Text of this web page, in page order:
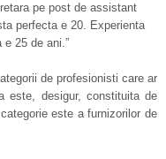
pe post de assistant
perfecta e 20. Experienta
e 25 de ani.”
de profesionisti care ar
este, desigur, constituita de
este a furnizorilor de